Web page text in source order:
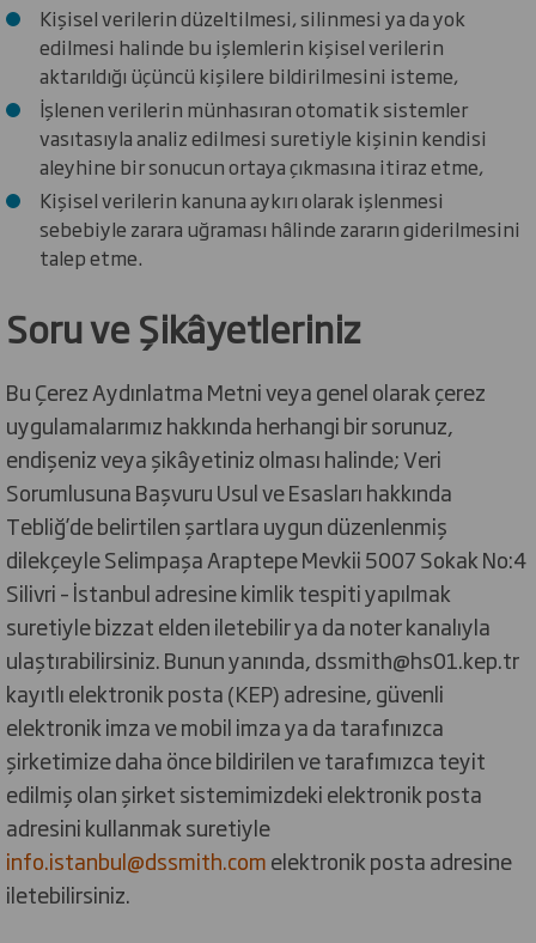
Kişisel verilerin düzeltilmesi, silinmesi ya da yok
edilmesi halinde bu işlemlerin kişisel verilerin
aktarıldığı üçüncü kişilere bildirilmesini isteme,
İşlenen verilerin münhasıran otomatik sistemler
vasıtasıyla analiz edilmesi suretiyle kişinin kendisi
aleyhine bir sonucun ortaya çıkmasına itiraz etme,
Kişisel verilerin kanuna aykırı olarak işlenmesi
sebebiyle zarara uğraması hâlinde zararın giderilmesini
talep etme.
Soru ve Şikâyetleriniz
Bu Çerez Aydınlatma Metni veya genel olarak çerez
uygulamalarımız hakkında herhangi bir sorunuz,
endişeniz veya şikâyetiniz olması halinde; Veri
Sorumlusuna Başvuru Usul ve Esasları hakkında
Tebliğ’de belirtilen şartlara uygun düzenlenmiş
dilekçeyle Selimpaşa Araptepe Mevkii 5007 Sokak No:4
Silivri – İstanbul adresine kimlik tespiti yapılmak
suretiyle bizzat elden iletebilir ya da noter kanalıyla
ulaştırabilirsiniz. Bunun yanında, dssmith@hs01.kep.tr
kayıtlı elektronik posta (KEP) adresine, güvenli
elektronik imza ve mobil imza ya da tarafınızca
şirketimize daha önce bildirilen ve tarafımızca teyit
edilmiş olan şirket sistemimizdeki elektronik posta
adresini kullanmak suretiyle
info.istanbul@dssmith.comelektronik posta adresine
iletebilirsiniz.